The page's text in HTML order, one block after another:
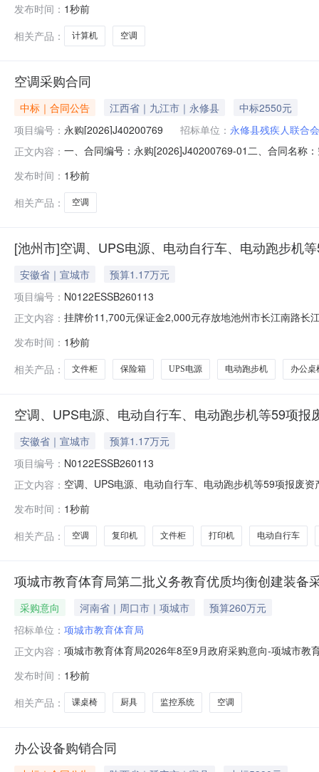
发布时间： 1秒前
相关产品：
计算机 空调
空调采购合同
中标｜合同公告 江西省｜九江市｜永修县
中标2550元
项目编号： 永购[2026]J40200769 招标单位： 永修县残疾人联合会
正文内容： 一、合同编号：永购[2026]J40200769-01二、合同名称
江首府13栋1301室联系方式：13807927624六、合同主
发布时间： 1秒前
相关产品：
空调
[池州市]空调、UPS电源、电动自行车、电动跑步机
安徽省｜宣城市
预算1.17万元
项目编号： N0122ESSB260113
正文内容： 挂牌价11,700元保证金2,000元存放地池州市长江南路长
向受让方数量不少于1个且该延长周期结束，本项目公告
状1、
发布时间： 1秒前
相关产品：
文件柜 保险箱 UPS电源 电动跑步机 办公桌
空调、UPS电源、电动自行车、电动跑步机等59项
安徽省｜宣城市
预算1.17万元
项目编号： N0122ESSB260113
正文内容： 空调、UPS电源、电动自行车、电动跑步机等59项报废
法律责任。对交易成交的项目，本平台不强制挂牌机构
N0122ESSB26
发布时间： 1秒前
相关产品：
空调 复印机 文件柜 打印机 电动自行车
项城市教育体育局第二批义务教育优质均衡创建装备
采购意向 河南省｜周口市｜项城市
预算260万元
招标单位： 项城市教育体育局
正文内容： 项城市教育体育局2026年8至9月政府采购意向-项城市教
金额：260.000000万元(人民币)采购品目：采购需求概
排，具体采购项目情况
发布时间： 1秒前
相关产品：
课桌椅 厨具 监控系统 空调
办公设备购销合同